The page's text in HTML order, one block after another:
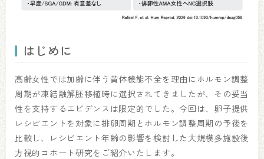
はじめに
高齢女性では加齢に伴う黄体機能不全を理由にホルモン調整
周期が凍結融解胚移植時に選択されてきましたが、その妥当
性を支持するエビデンスは限定的でした。今回は、卵子提供
レシピエントを対象に排卵周期とホルモン調整周期の予後を
比較し、レシピエント年齢の影響を検討した大規模多施設後
方視的コホート研究をご紹介いたします。